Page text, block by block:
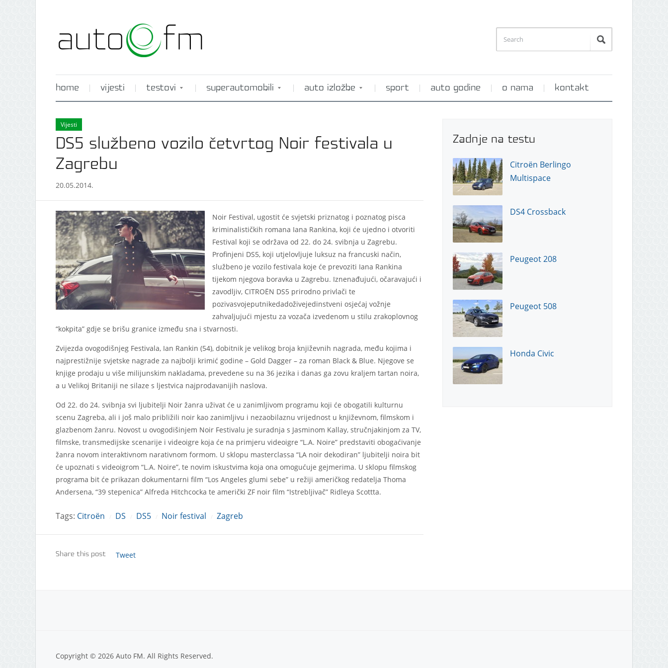
home vijesti testovi superautomobili auto izložbe sport auto godine o nama kontakt
Vijesti
DS5 službeno vozilo četvrtog Noir festivala u
Zagrebu
20.05.2014.
Noir Festival, ugostit će svjetski priznatog i poznatog pisca
kriminalističkih romana Iana Rankina, koji će ujedno i otvoriti
Festival koji se održava od 22. do 24. svibnja u Zagrebu.
Profinjeni DS5, koji utjelovljuje luksuz na francuski način,
službeno je vozilo festivala koje će prevoziti Iana Rankina
tijekom njegova boravka u Zagrebu. Iznenađujući, očaravajući i
zavodljiv, CITROËN DS5 prirodno privlači te
pozivasvojeputnikedadoživejedinstveni osjećaj vožnje
zahvaljujući mjestu za vozača izvedenom u stilu zrakoplovnog
“kokpita” gdje se brišu granice između sna i stvarnosti.
Zvijezda ovogodišnjeg Festivala, Ian Rankin (54), dobitnik je velikog broja književnih nagrada, među kojima i
najprestižnije svjetske nagrade za najbolji krimić godine – Gold Dagger – za roman Black & Blue. Njegove se
knjige prodaju u više milijunskim nakladama, prevedene su na 36 jezika i danas ga zovu kraljem tartan noira,
a u Velikoj Britaniji ne silaze s ljestvica najprodavanijih naslova.
Od 22. do 24. svibnja svi ljubitelji Noir žanra uživat će u zanimljivom programu koji će obogatili kulturnu
scenu Zagreba, ali i još malo približili noir kao zanimljivu i nezaobilaznu vrijednost u književnom, filmskom i
glazbenom žanru. Novost u ovogodišinjem Noir Festivalu je suradnja s Jasminom Kallay, stručnjakinjom za TV,
filmske, transmedijske scenarije i videoigre koja će na primjeru videoigre “L.A. Noire” predstaviti obogaćivanje
žanra novom interaktivnom narativnom formom. U sklopu masterclassa “LA noir dekodiran” ljubitelji noira bit
će upoznati s videoigrom “L.A. Noire”, te novim iskustvima koja ona omogućuje gejmerima. U sklopu filmskog
programa bit će prikazan dokumentarni film “Los Angeles glumi sebe” u režiji američkog redatelja Thoma
Andersena, “39 stepenica” Alfreda Hitchcocka te američki ZF noir film “Istrebljivač” Ridleya Scottta.
Tags: Citroën DS DS5 Noir festival Zagreb
Share this post Tweet
Zadnje na testu
Citroën Berlingo
Multispace
DS4 Crossback
Peugeot 208
Peugeot 508
Honda Civic
Copyright © 2026 Auto FM. All Rights Reserved.